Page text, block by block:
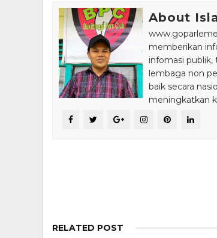
About
memberikan
infomasi
lembaga non
baik secara
meningkatkan
RELATED POST